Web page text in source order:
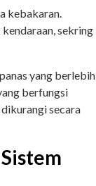
kebakaran.
sekring
yang berlebih
berfungsi
secara